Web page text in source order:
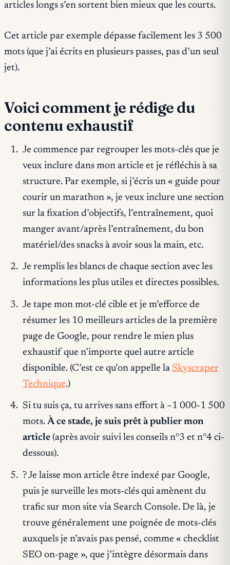
articles longs s’en sortent bien mieux que les courts.
Cet article par exemple dépasse facilement les 3 500
mots (que j’ai écrits en plusieurs passes, pas d’un seul
jet).
Voici comment je rédige du
contenu exhaustif
Je commence par regrouper les mots-clés que je
veux inclure dans mon article et je réfléchis à sa
structure. Par exemple, si j’écris un « guide pour
courir un marathon », je veux inclure une section
sur la fixation d’objectifs, l’entraînement, quoi
manger avant/après l’entraînement, du bon
matériel/des snacks à avoir sous la main, etc.
Je remplis les blancs de chaque section avec les
informations les plus utiles et directes possibles.
Je tape mon mot-clé cible et je m’efforce de
résumer les 10 meilleurs articles de la première
page de Google, pour rendre le mien plus
exhaustif que n’importe quel autre article
disponible. (C’est ce qu’on appelle la Skyscraper
Technique.)
Si tu suis ça, tu arrives sans effort à ~1 000-1 500
mots. À ce stade, je suis prêt à publier mon
article(après avoir suivi les conseils n°3 et n°4 ci-
dessous).
? Je laisse mon article être indexé par Google,
puis je surveille les mots-clés qui amènent du
trafic sur mon site via Search Console. De là, je
trouve généralement une poignée de mots-clés
auxquels je n’avais pas pensé, comme « checklist
SEO on-page », que j’intègre désormais dans